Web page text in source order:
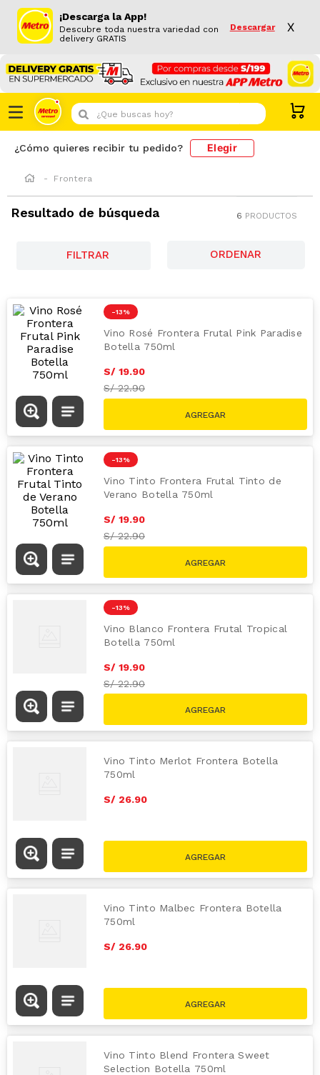
¡Descarga la App!
Descubre toda nuestra variedad con
delivery GRATIS
Descargar X
¿Que buscas hoy?
¿Cómo quieres recibir tu pedido? Elegir
Frontera
Resultado de búsqueda 6 PRODUCTOS
FILTRAR
-13 %
Vino Rosé Frontera Frutal Pink Paradise
Botella 750ml
S/ 19.90
S/22.90
-13 %
Vino Tinto Frontera Frutal Tinto de
Verano Botella 750ml
S/ 19.90
S/22.90
-13 %
Vino Blanco Frontera Frutal Tropical
Botella 750ml
S/ 19.90
S/22.90
Vino Tinto Merlot Frontera Botella
750ml
S/ 26.90
Vino Tinto Malbec Frontera Botella
750ml
S/ 26.90
Vino Tinto Blend Frontera Sweet
Selection Botella 750ml